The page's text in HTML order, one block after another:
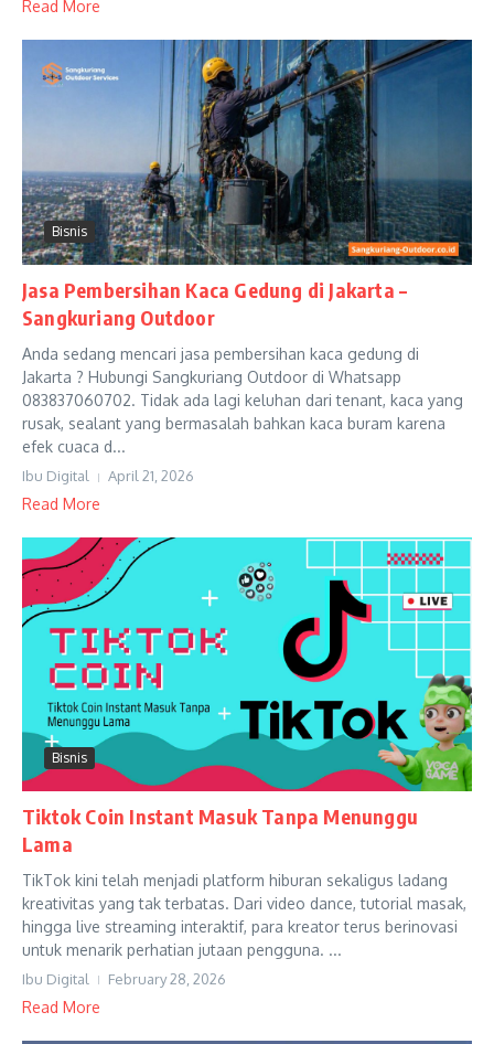
Read More
Bisnis
Jasa Pembersihan Kaca Gedung di Jakarta –
Sangkuriang Outdoor
Anda sedang mencari jasa pembersihan kaca gedung di
Jakarta ? Hubungi Sangkuriang Outdoor di Whatsapp
083837060702. Tidak ada lagi keluhan dari tenant, kaca yang
rusak, sealant yang bermasalah bahkan kaca buram karena
efek cuaca d...
Ibu Digital April 21, 2026
Read More
Bisnis
Tiktok Coin Instant Masuk Tanpa Menunggu
Lama
TikTok kini telah menjadi platform hiburan sekaligus ladang
kreativitas yang tak terbatas. Dari video dance, tutorial masak,
hingga live streaming interaktif, para kreator terus berinovasi
untuk menarik perhatian jutaan pengguna. ...
Ibu Digital February 28, 2026
Read More